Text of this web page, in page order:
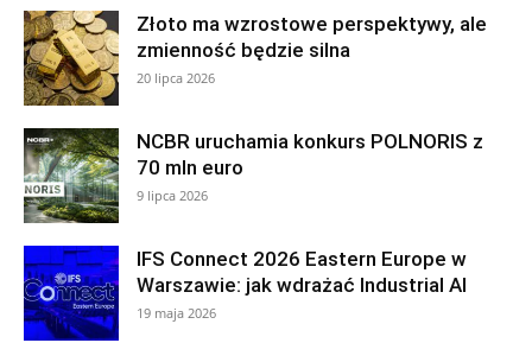
Złoto ma wzrostowe perspektywy, ale
zmienność będzie silna
20 lipca 2026
NCBR uruchamia konkurs POLNORIS z
70 mln euro
9 lipca 2026
IFS Connect 2026 Eastern Europe w
Warszawie: jak wdrażać Industrial AI
19 maja 2026